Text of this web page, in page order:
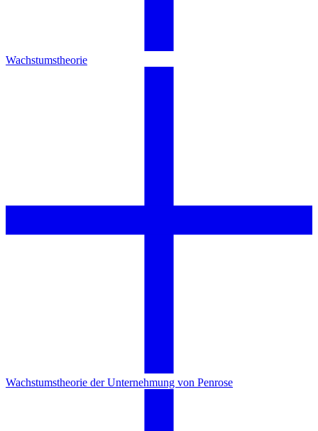
Wachstumstheorie
Wachstumstheorie der Unternehmung von Penrose